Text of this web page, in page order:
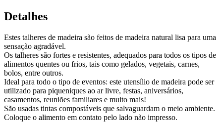
Detalhes
Estes talheres de madeira são feitos de madeira natural lisa para uma
sensação agradável.
Os talheres são fortes e resistentes, adequados para todos os tipos de
alimentos quentes ou frios, tais como gelados, vegetais, carnes,
bolos, entre outros.
Ideal para todo o tipo de eventos: este utensílio de madeira pode ser
utilizado para piqueniques ao ar livre, festas, aniversários,
casamentos, reuniões familiares e muito mais!
São usadas tintas compostáveis que salvaguardam o meio ambiente.
Coloque o alimento em contato pelo lado não impresso.